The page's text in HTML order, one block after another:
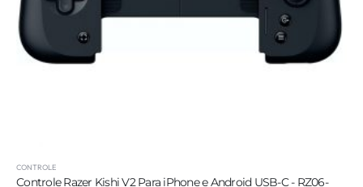
CONTROLE
Controle Razer Kishi V2 Para iPhone e Android USB-C - RZ06-